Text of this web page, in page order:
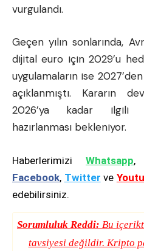
vurgulandı.
Geçen yılın sonlarında,
dijital euro için 2029’u
uygulamaların ise
açıklanmıştı. Kararın
2026’ya kadar ilgili
hazırlanması bekleniyor.
Haberlerimizi Whatsapp,
Facebook, Twitter ve
edebilirsiniz.
Sorumluluk Reddi: Bu
tavsiyesi değildir. Kripto